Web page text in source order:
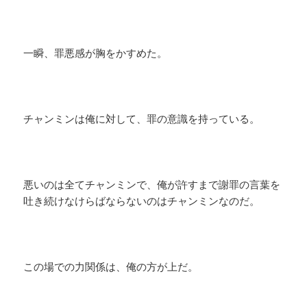
一瞬、罪悪感が胸をかすめた。
チャンミンは俺に対して、罪の意識を持っている。
悪いのは全てチャンミンで、俺が許すまで謝罪の言葉を
吐き続けなけらばならないのはチャンミンなのだ。
この場での力関係は、俺の方が上だ。